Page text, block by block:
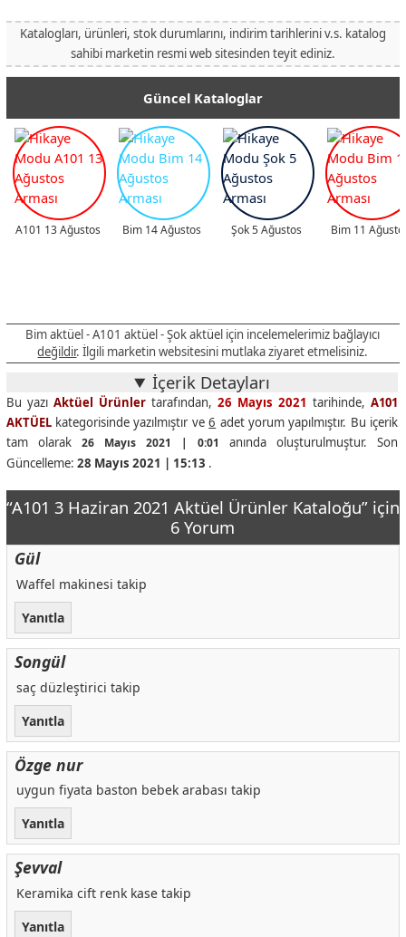
Katalogları, ürünleri, stok durumlarını, indirim tarihlerini v.s. katalog
sahibi marketin resmi web sitesinden teyit ediniz.
Güncel Kataloglar
A101 13 Ağustos Bim 14 Ağustos Şok 5 Ağustos Bim 11
Bim aktüel - A101 aktüel - Şok aktüel için incelemelerimiz bağlayıcı
değildir. İlgili marketin websitesini mutlaka ziyaret etmelisiniz.
İçerik Detayları
Bu yazı Aktüel Ürünlertarafından, 26 Mayıs 2021 tarihinde,A101
AKTÜELkategorisinde yazılmıştır ve6 adet yorum yapılmıştır. Bu içerik
tam olarak 26 Mayıs 2021 | 0:01
anında oluşturulmuştur. Son
Güncelleme: 28 Mayıs 2021 | 15:13 .
“A101 3 Haziran 2021 Aktüel Ürünler Kataloğu” için
6 Yorum
Gül
Waffel makinesi takip
Yanıtla
Songül
saç düzleştirici takip
Yanıtla
Özge nur
uygun fiyata baston bebek arabası takip
Yanıtla
Şevval
Keramika cift renk kase takip
Yanıtla